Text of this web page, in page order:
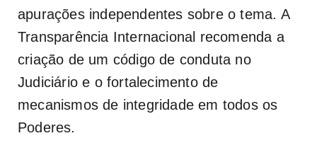
apurações independentes sobre o tema. A
Transparência Internacional recomenda a
criação de um código de conduta no
Judiciário e o fortalecimento de
mecanismos de integridade em todos os
Poderes.